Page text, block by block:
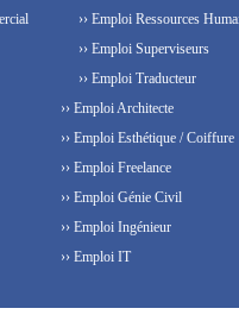
›› Emploi Ressources
›› Emploi Superviseurs
›› Emploi Traducteur
›› Emploi Architecte
›› Emploi Esthétique / Coiffure
›› Emploi Freelance
›› Emploi Génie Civil
›› Emploi Ingénieur
›› Emploi IT